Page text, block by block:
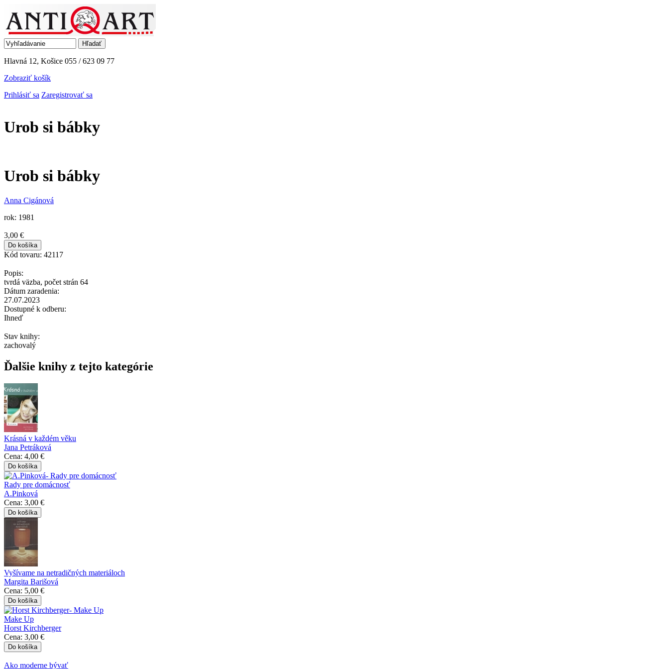
Vyhľadávanie
Hľadať
Hlavná 12, Košice 055 / 623 09 77
Zobraziť košík
Prihlásiť sa Zaregistrovať sa
Urob si bábky
Urob si bábky
Anna Cigánová
rok: 1981
3,00 €
Kód tovaru: 42117
Popis:
tvrdá väzba, počet strán 64
Dátum zaradenia:
27.07.2023
Dostupné k odberu:
Ihneď
Stav knihy:
zachovalý
Ďalšie knihy z tejto kategórie
Krásná v každém věku
Jana Petráková
Cena: 4,00 €
Rady pre domácnosť
A.Pinková
Cena: 3,00 €
Vyšívame na netradičných materiáloch
Margita Barišová
Cena: 5,00 €
Make Up
Horst Kirchberger
Cena: 3,00 €
Ako moderne bývať